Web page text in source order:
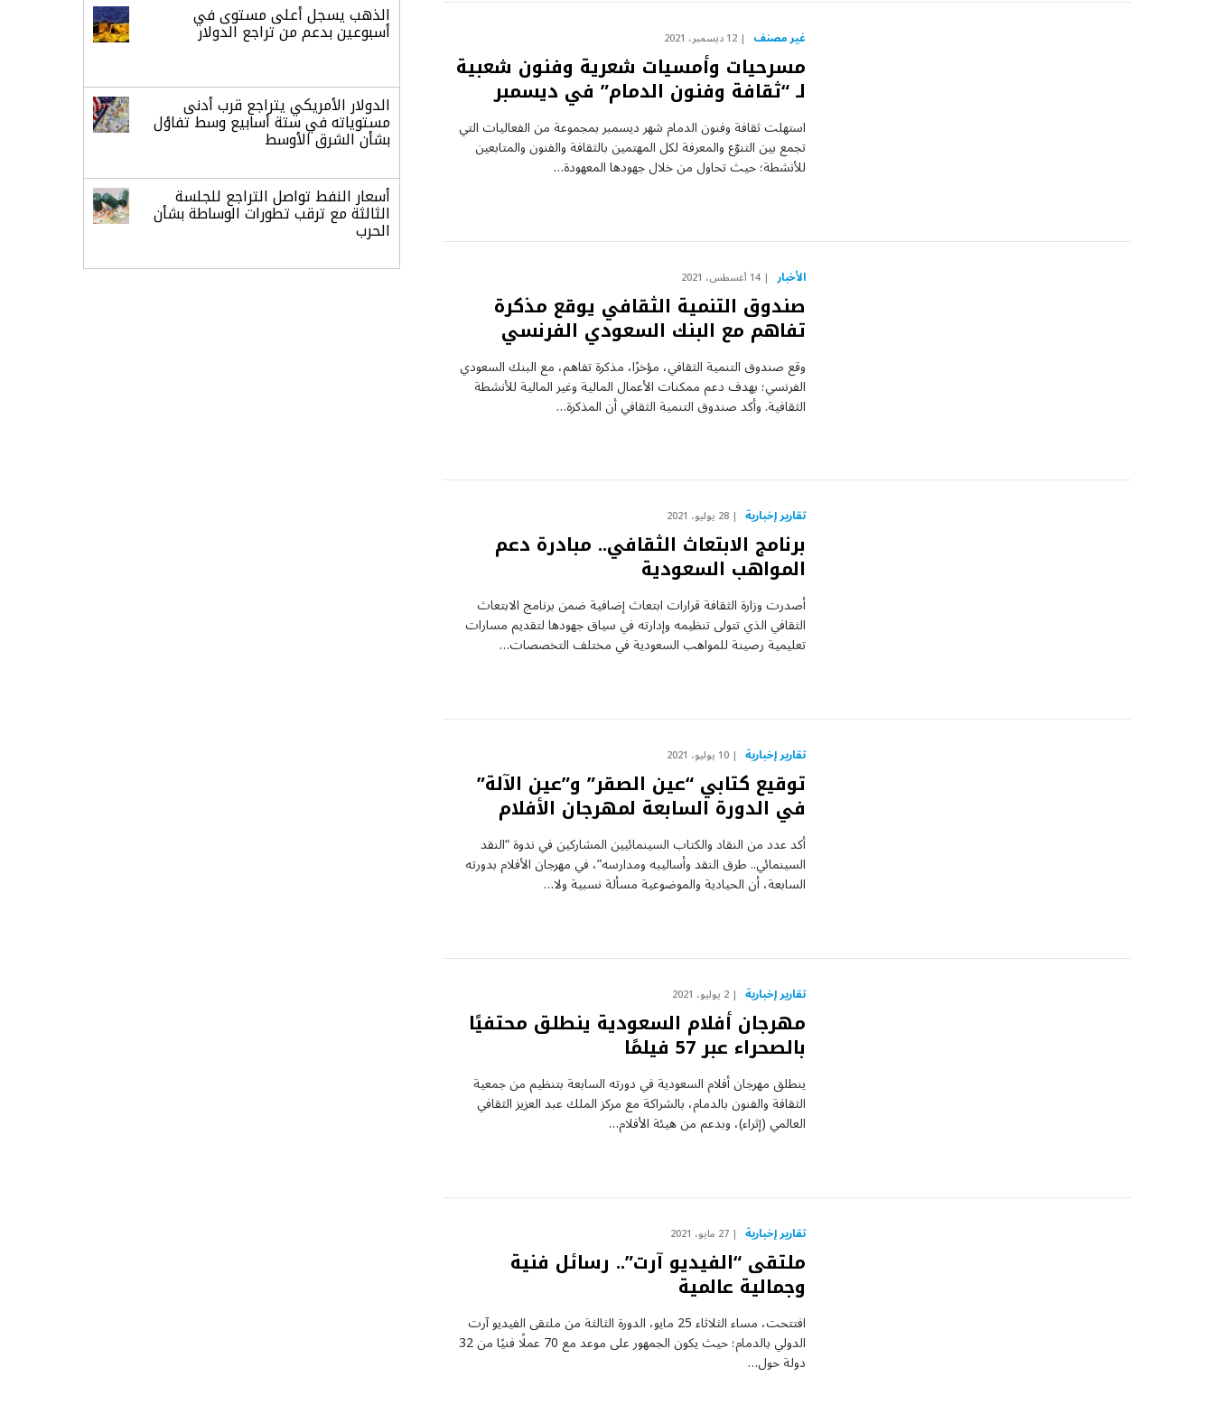
غير مصنف 12 ديسمبر، 2021
مسرحيات وأمسيات شعرية وفنون شعبية
لـ “ثقافة وفنون الدمام” في ديسمبر
استهلت ثقافة وفنون الدمام شهر ديسمبر بمجموعة من الفعاليات التي
تجمع بين التنوّع والمعرفة لكل المهتمين بالثقافة والفنون والمتابعين
للأنشطة؛ حيث تحاول من خلال جهودها المعهودة…
الأخبار 14 أغسطس، 2021
صندوق التنمية الثقافي يوقع مذكرة
تفاهم مع البنك السعودي الفرنسي
وقع صندوق التنمية الثقافي، مؤخرًا، مذكرة تفاهم، مع البنك السعودي
الفرنسي؛ بهدف دعم ممكنات الأعمال المالية وغير المالية للأنشطة
الثقافية. وأكد صندوق التنمية الثقافي أن المذكرة…
تقارير إخبارية 28 يوليو، 2021
برنامج الابتعاث الثقافي.. مبادرة دعم
المواهب السعودية
أصدرت وزارة الثقافة قرارات ابتعاث إضافية ضمن برنامج الابتعاث
الثقافي الذي تتولى تنظيمه وإدارته في سياق جهودها لتقديم مسارات
تعليمية رصينة للمواهب السعودية في مختلف التخصصات…
تقارير إخبارية 10 يوليو، 2021
توقيع كتابي “عين الصقر” و”عين الآلة”
في الدورة السابعة لمهرجان الأفلام
أكد عدد من النقاد والكتاب السينمائيين المشاركين في ندوة “النقد
السينمائي.. طرق النقد وأساليبه ومدارسه”، في مهرجان الأفلام بدورته
السابعة، أن الحيادية والموضوعية مسألة نسبية ولا…
تقارير إخبارية 2 يوليو، 2021
مهرجان أفلام السعودية ينطلق محتفيًا
بالصحراء عبر 57 فيلمًا
ينطلق مهرجان أفلام السعودية في دورته السابعة بتنظيم من جمعية
الثقافة والفنون بالدمام، بالشراكة مع مركز الملك عبد العزيز الثقافي
العالمي (إثراء)، وبدعم من هيئة الأفلام…
تقارير إخبارية 27 مايو، 2021
ملتقى “الفيديو آرت”.. رسائل فنية
وجمالية عالمية
افتتحت، مساء الثلاثاء 25 مايو، الدورة الثالثة من ملتقى الفيديو آرت
الدولي بالدمام؛ حيث يكون الجمهور على موعد مع 70 عملًا فنيًا من 32
دولة حول…
الذهب يسجل أعلى مستوى في
أسبوعين بدعم من تراجع الدولار
الدولار الأمريكي يتراجع قرب أدنى
مستوياته في ستة أسابيع وسط تفاؤل
بشأن الشرق الأوسط
أسعار النفط تواصل التراجع للجلسة
الثالثة مع ترقب تطورات الوساطة بشأن
الحرب